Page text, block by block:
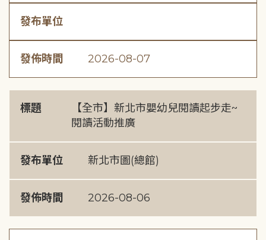
發布單位
發佈時間 2026-08-07
標題
【全市】新北市嬰幼兒閱讀起步走~
閱讀活動推廣
發布單位 新北市圖(總館)
發佈時間 2026-08-06